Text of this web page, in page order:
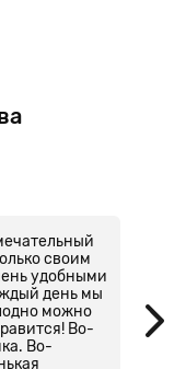
своим
удобными
день мы
можно
Во-
Во-